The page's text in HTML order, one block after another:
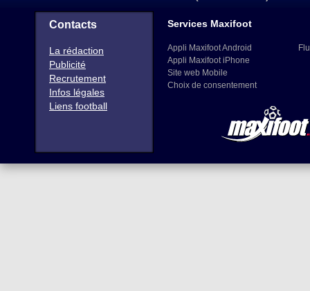
Contacts
La rédaction
Publicité
Recrutement
Infos légales
Liens football
Services Maxifoot
Appli Maxifoot Android
Appli Maxifoot iPhone
Site web Mobile
Choix de consentement